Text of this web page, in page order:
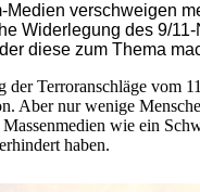
Medien verschweigen
Widerlegung des 9/
diese zum Thema
der Terroranschläge vom
Aber nur wenige
wie ein
haben.